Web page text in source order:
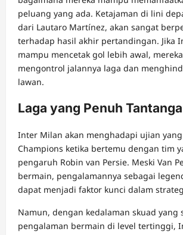
peluang yang ada. Ketajaman di lini
dari Lautaro Martínez, akan sangat
terhadap hasil akhir pertandingan. Jika
mampu mencetak gol lebih awal,
mengontrol jalannya laga dan
lawan.
Laga yang Penuh
Inter Milan akan menghadapi ujian
Champions ketika bertemu dengan tim
pengaruh Robin van Persie. Meski Van
bermain, pengalamannya sebagai
dapat menjadi faktor kunci dalam
Namun, dengan kedalaman skuad yang
pengalaman bermain di level tertinggi,